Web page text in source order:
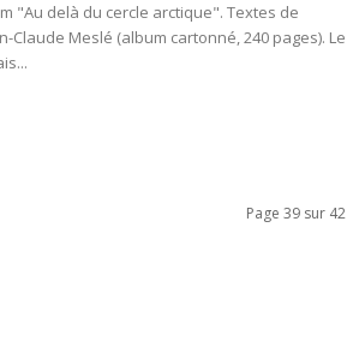
"Au delà du cercle arctique". Textes de
Claude Meslé (album cartonné, 240 pages). Le
Page 39 sur 42